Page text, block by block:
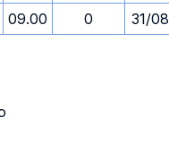
09.00 0 31/